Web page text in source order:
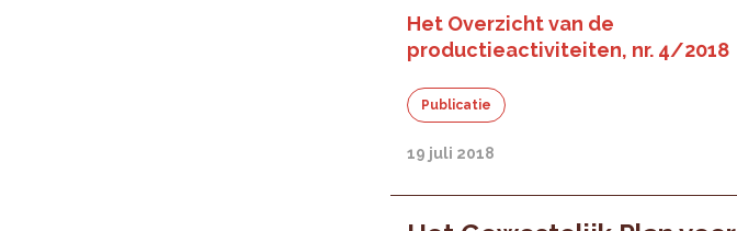
Het Overzicht van de
productieactiviteiten, nr. 4/2018
Publicatie
19 juli 2018